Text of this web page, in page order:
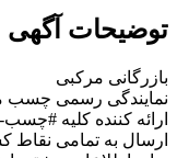
توضیحات آگهی
بازرگانی مرکبی
نمایندگی رسمی چسب
ارائه کننده کلیه
ارسال به تمامی نقاط